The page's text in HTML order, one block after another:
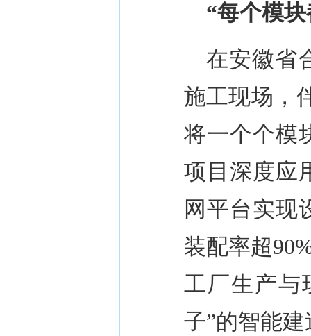
“每个模
在安徽省
施工现场，
将一个个模
项目深度应
网平台实现
装配率超
工厂生产与
子”的智能